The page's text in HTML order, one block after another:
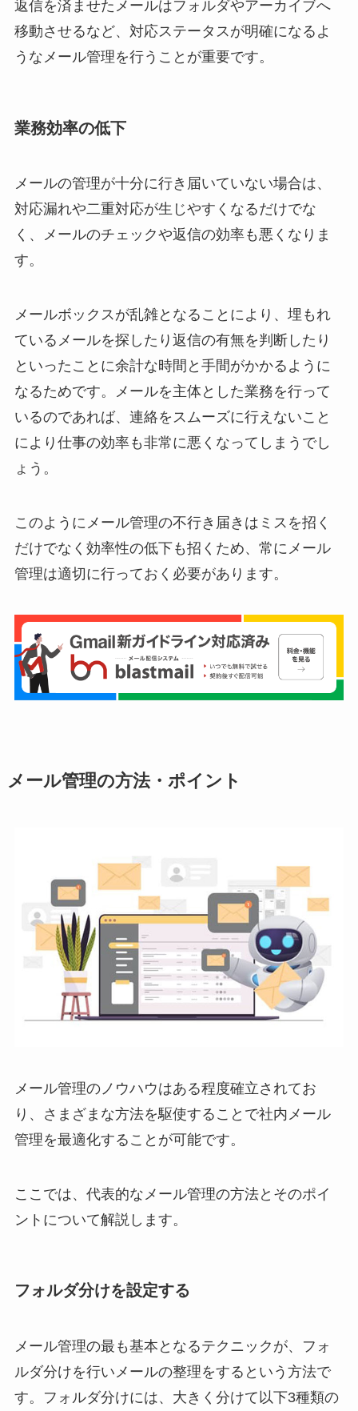
返信を済ませたメールはフォルダやアーカイブへ
移動させるなど、対応ステータスが明確になるよ
うなメール管理を行うことが重要です。
業務効率の低下
メールの管理が十分に行き届いていない場合は、
対応漏れや二重対応が生じやすくなるだけでな
く、メールのチェックや返信の効率も悪くなりま
す。
メールボックスが乱雑となることにより、埋もれ
ているメールを探したり返信の有無を判断したり
といったことに余計な時間と手間がかかるように
なるためです。メールを主体とした業務を行って
いるのであれば、連絡をスムーズに行えないこと
により仕事の効率も非常に悪くなってしまうでし
ょう。
このようにメール管理の不行き届きはミスを招く
だけでなく効率性の低下も招くため、常にメール
管理は適切に行っておく必要があります。
メール管理の方法・ポイント
メール管理のノウハウはある程度確立されてお
り、さまざまな方法を駆使することで社内メール
管理を最適化することが可能です。
ここでは、代表的なメール管理の方法とそのポイ
ントについて解説します。
フォルダ分けを設定する
メール管理の最も基本となるテクニックが、フォ
ルダ分けを行いメールの整理をするという方法で
す。フォルダ分けには、大きく分けて以下3種類の